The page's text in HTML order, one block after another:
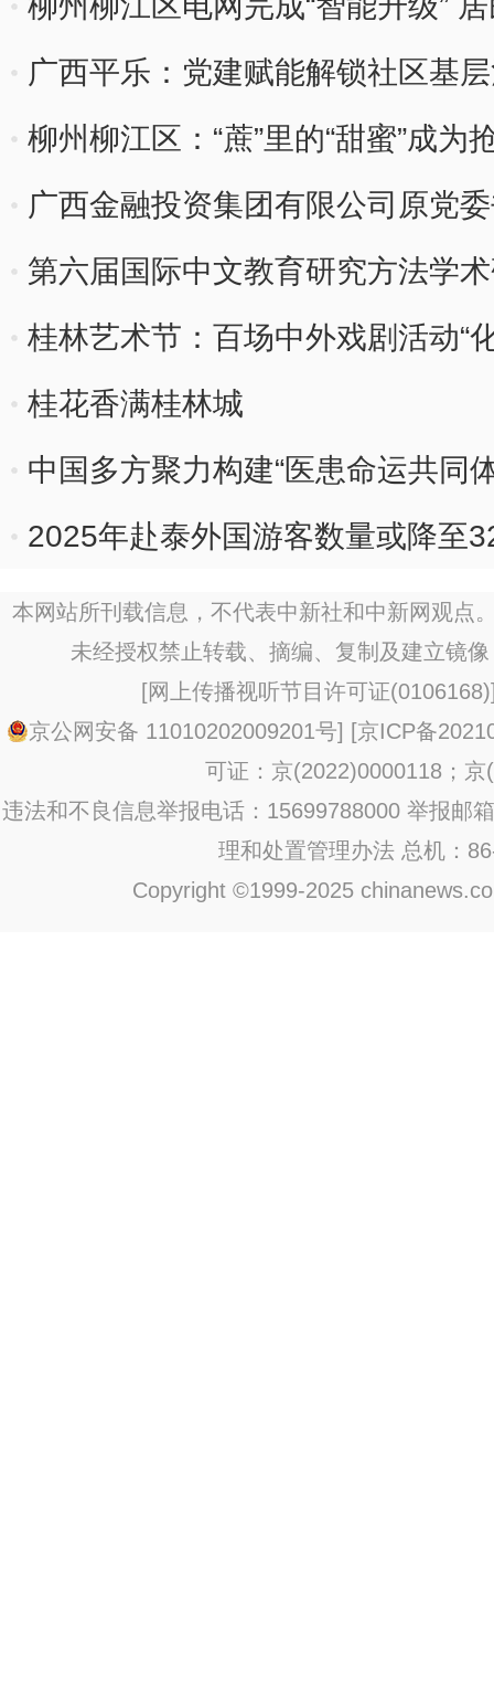
广西平乐：党建赋能解锁社区基
柳州柳江区：“蔗”里的“甜蜜”成为
广西金融投资集团有限公司原党
第六届国际中文教育研究方法学
桂林艺术节：百场中外戏剧活动“
桂花香满桂林城
中国多方聚力构建“医患命运共同
2025年赴泰外国游客数量或降至
本网站所刊载信息，不代表中新社和中新网观点
未经授权禁止转载、摘编、复制及建立镜
[网上传播视听节目许可证(0106168)
京公网安备 11010202009201号] [京ICP备
可证：京(2022)0000118；京
违法和不良信息举报电话：15699788000 举报邮
理和处置管理办法 总机：
Copyright ©1999-2025